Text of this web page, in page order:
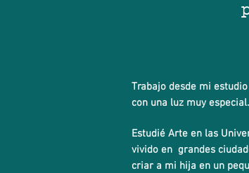
Trabajo desde mi
con una luz muy especial.
Estudié Arte en las
vivido en grandes
criar a mi hija en un